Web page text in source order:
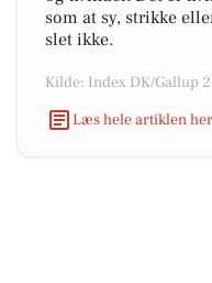
som at sy, strikke
slet ikke.
Kilde: Index DK/Gallup
Læs hele artiklen her